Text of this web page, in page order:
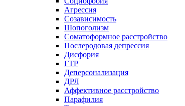
Агрессия
Созависимость
Шопоголизм
Соматоформное расстройство
Послеродовая депрессия
Дисфория
ГТР
Деперсонализация
ДРЛ
Аффективное расстройство
Парафилия